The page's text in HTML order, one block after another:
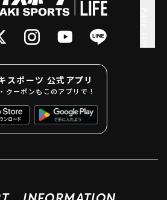
スポーツ 公式アプリ
クーポンもこのアプリで！